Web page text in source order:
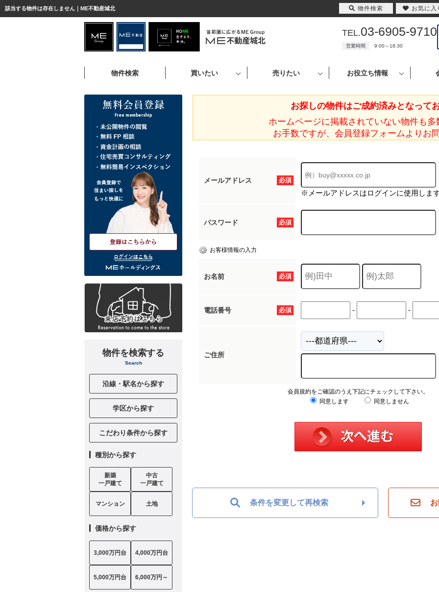
該当する物件は存在しません｜ME不動産城北
TEL.03-6905-9710
営業時間 9:00～18:30
物件検索 買いたい 売りたい お役立ち情報
お探しの物件はご成約済みとなってお
ホームページに掲載されていない物件も多
お手数ですが、会員登録フォームよりお
必須
メールアドレス
※メールアドレスはログインに使用します
必須
パスワード
お客様情報の入力
必須
お名前
必須
電話番号 - -
ご住所
会員規約をご確認のうえ下記にチェックして下さい。
同意します
同意しません
条件を変更して再検索
ログインはこちら
物件を検索する
Search
沿線・駅名から探す
学区から探す
こだわり条件から探す
種別から探す
新築
一戸建て
中古
一戸建て
マンション 土地
価格から探す
3,000万円台 4,000万円台
5,000万円台 6,000万円～
物件検索 お気に入